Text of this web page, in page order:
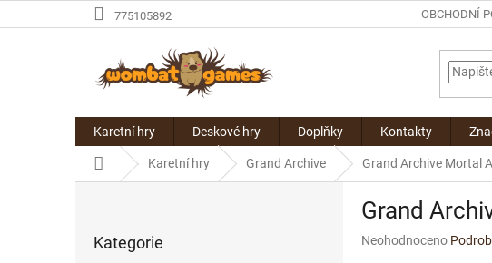
na
775105892 OBCHODNÍ
Karetní hry Deskové hry Doplňky Kontakty
Domů Karetní hry Grand Archive Grand Archive Mortal
kategorie
Kategorie
Grand
Průměrné
Neohodnoceno